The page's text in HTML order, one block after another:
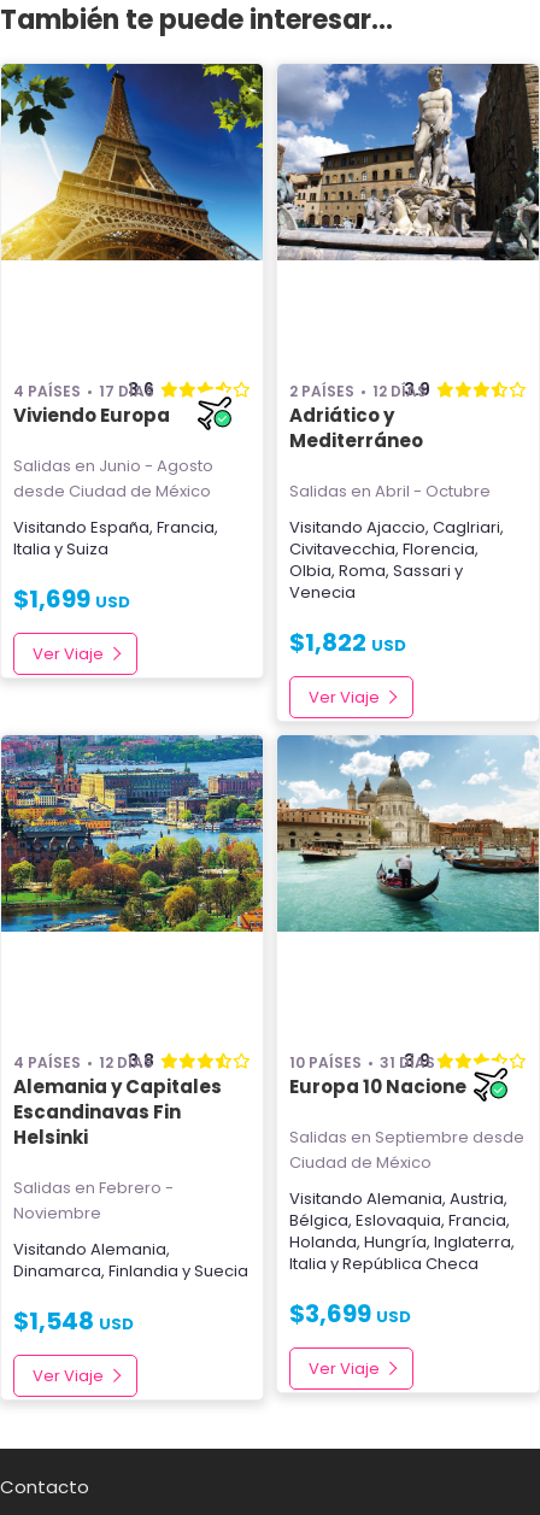
También te puede interesar...
4 PAÍSES 17 DÍAS
3.6
Viviendo Europa
Salidas en Junio - Agosto
desde Ciudad de México
Visitando España, Francia,
Italia ySuiza
$1,699 USD
Ver Viaje
2 PAÍSES 12 DÍAS
3.9
Adriático y
Mediterráneo
Salidas en Abril - Octubre
Visitando Ajaccio, Caglriari,
Civitavecchia, Florencia,
Olbia, Roma, Sassari y
Venecia
$1,822 USD
Ver Viaje
4 PAÍSES 12 DÍAS
3.8
Alemania y Capitales
Escandinavas Fin
Helsinki
Salidas en Febrero -
Noviembre
Visitando Alemania,
Dinamarca, Finlandia ySuecia
$1,548 USD
Ver Viaje
10 PAÍSES 31 DÍAS
3.9
Europa 10 Naciones
Salidas en Septiembre desde
Ciudad de México
Visitando Alemania, Austria,
Bélgica, Eslovaquia, Francia,
Holanda, Hungría, Inglaterra,
Italia yRepública Checa
$3,699 USD
Ver Viaje
Contacto